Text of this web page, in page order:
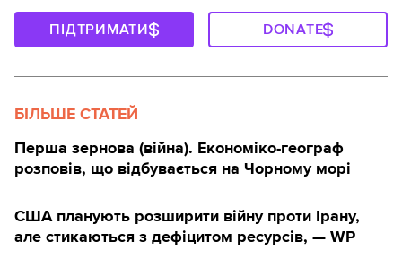
ПІДТРИМАТИ DONATE
БІЛЬШЕ СТАТЕЙ
Перша зернова (війна). Економіко-географ
розповів, що відбувається на Чорному морі
США планують розширити війну проти Ірану,
але стикаються з дефіцитом ресурсів, — WP